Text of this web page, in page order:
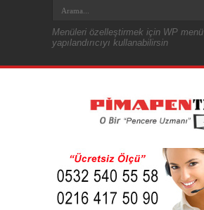
Menüleri özelleştirmek için WP menü
yapılandırıcıyı kullanabilirsin